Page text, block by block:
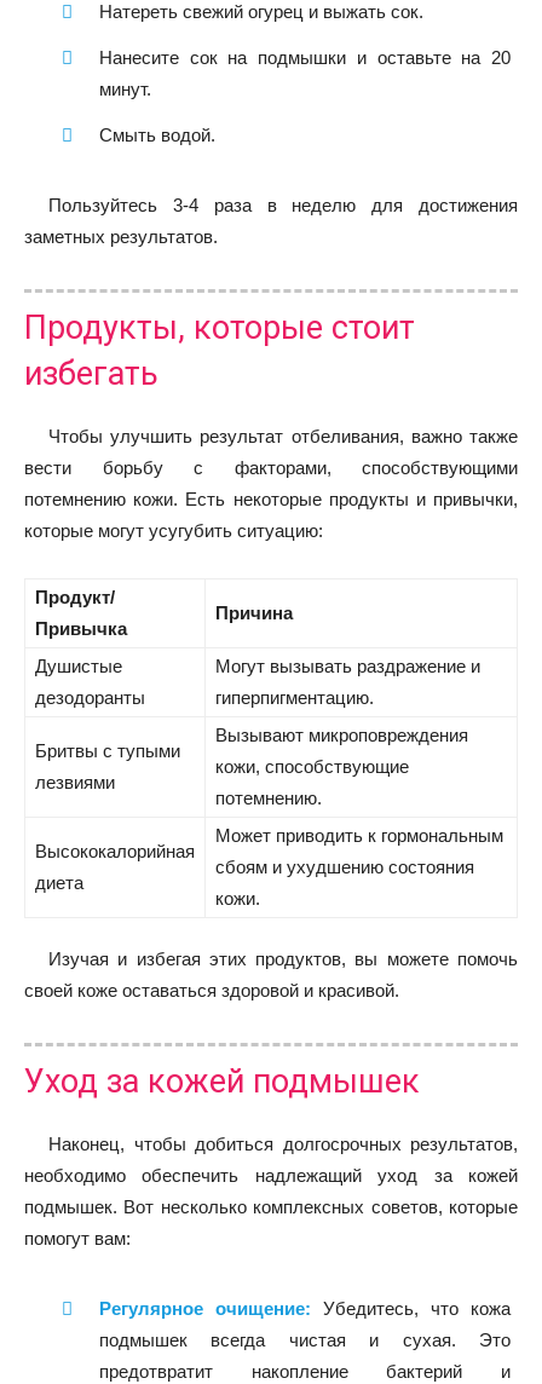
Натереть свежий огурец и выжать сок.
Нанесите сок на подмышки и оставьте на 20
минут.
Смыть водой.
Пользуйтесь 3-4 раза в неделю для достижения
заметных результатов.
Продукты, которые стоит
избегать
Чтобы улучшить результат отбеливания, важно также
вести борьбу с факторами, способствующими
потемнению кожи. Есть некоторые продукты и привычки,
которые могут усугубить ситуацию:
Продукт/
Привычка
Причина
Душистые
дезодоранты
Могут вызывать раздражение и
гиперпигментацию.
Бритвы с тупыми
лезвиями
Вызывают микроповреждения
кожи, способствующие
потемнению.
Высококалорийная
диета
Может приводить к гормональным
сбоям и ухудшению состояния
кожи.
Изучая и избегая этих продуктов, вы можете помочь
своей коже оставаться здоровой и красивой.
Уход за кожей подмышек
Наконец, чтобы добиться долгосрочных результатов,
необходимо обеспечить надлежащий уход за кожей
подмышек. Вот несколько комплексных советов, которые
помогут вам:
Регулярное очищение: Убедитесь, что кожа
подмышек всегда чистая и сухая. Это
предотвратит накопление бактерий и